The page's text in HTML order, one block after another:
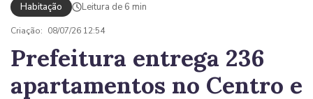
Habitação Leitura de 6 min
Criação: 08/07/26 12:54
Prefeitura entrega 236
apartamentos no Centro e